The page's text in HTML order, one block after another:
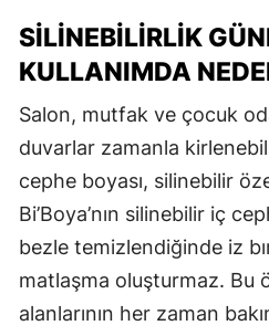
SILINEBILIRLIK
KULLANIMDA
Salon, mutfak ve çocuk
duvarlar zamanla
cephe boyası, silinebilir
Bi’Boya’nın silinebilir iç
bezle temizlendiğinde iz
matlaşma oluşturmaz. Bu
alanlarının her zaman